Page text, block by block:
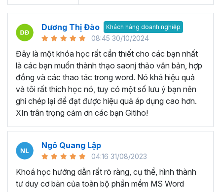
Word là công cụ chính để soạn thảo văn bản chuyên
nghiệp trong nhiều ngành nghề khác nhau như luật, kế
toán, giáo dục, hành chính và nhiều lĩnh vực khác. Với
Microsoft Word, người dùng có thể tạo ra các tài liệu
chuyên nghiệp như bài luận, báo cáo, bài giảng, tài liệu
giáo dục, bài kiểm tra và hợp đồng.
Tạo biểu đồ và làm báo cáo:
Microsoft Word cung cấp
các tính năng cho phép bạn tạo biển đồ và làm báo cáo,
giúp dữ liệu được hiển thị rõ ràng và trực quan nhất, từ đó
giúp đưa ra quyết định chính xác và thông minh.
Tạo mục lục và tài liệu hướng dẫn:
lục tự động và các tài liệu hướng dẫn như sách, báo cáo
dự án, hướng dẫn sử dụng.
Tạo và quản lý hợp đồng và văn bản pháp lý:
Dương Thị Đào Khách hàng doanh nghiệp
08:45 30/10/2024
Đây là một khóa học rất cần thiết cho các bạn nhất
là các bạn muốn thành thạo saonj thảo văn bản, hợp
đồng và các thao tác trong word. Nó khá hiệu quả
và tôi rất thích học nó, tuy có một số lưu ý bạn nên
ghi chép lại để đạt được hiệu quả áp dụng cao hơn.
XIn trân trọng cảm ơn các bạn Gitiho!
Ngô Quang Lập
04:16 31/08/2023
Khoá học hướng dẫn rất rõ ràng, cụ thể, hình thành
tư duy cơ bản của toàn bộ phần mềm MS Word